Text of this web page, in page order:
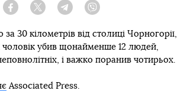
Facebook Twitter Telegram
30 кілометрів від столиці Чорногорії,
чоловік убив щонайменше 12 людей,
і важко поранив чотирьох.
Associated Press.